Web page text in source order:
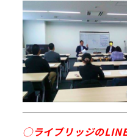
◯ライブリッジの